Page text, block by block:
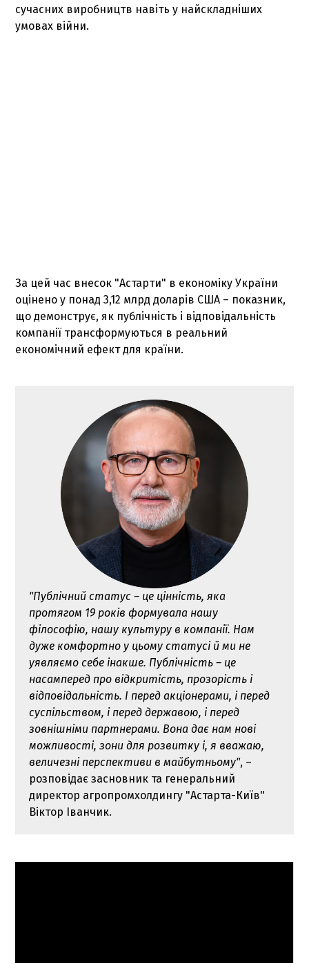
сучасних виробництв навіть у найскладніших
умовах війни.
За цей час внесок "Астарти" в економіку України
оцінено у понад 3,12 млрд доларів США – показник,
що демонструє, як публічність і відповідальність
компанії трансформуються в реальний
економічний ефект для країни.
"Публічний статус – це цінність, яка
протягом 19 років формувала нашу
філософію, нашу культуру в компанії. Нам
дуже комфортно у цьому статусі й ми не
уявляємо себе інакше. Публічність – це
насамперед про відкритість, прозорість і
відповідальність. І перед акціонерами, і перед
суспільством, і перед державою, і перед
зовнішніми партнерами. Вона дає нам нові
можливості, зони для розвитку і, я вважаю,
величезні перспективи в майбутньому", –
розповідає засновник та генеральний
директор агропромхолдингу "Астарта-Київ"
Віктор Іванчик.